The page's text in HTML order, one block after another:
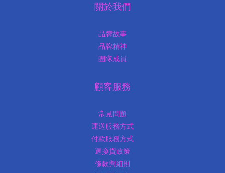
關於我們
品牌故事
品牌精神
團隊成員
顧客服務
常見問題
運送服務方式
付款服務方式
退換貨政策
條款與細則